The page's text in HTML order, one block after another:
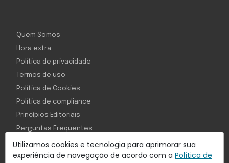
Utilizamos cookies e tecnologia para aprimorar sua
experiência de navegação de acordo com a Política de
Quem Somos
Hora extra
Política de privacidade
Termos de uso
Política de Cookies
Política de compliance
Princípios Editoriais
Perguntas Frequentes